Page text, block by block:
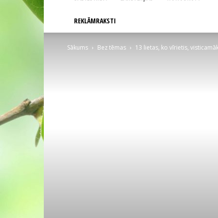
REKLĀMRAKSTI
Sākums Bez tēmas 13 lietas, ko vīrietis,